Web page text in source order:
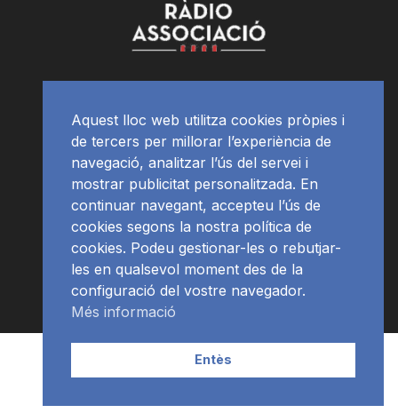
APP Programació
Aquest lloc web utilitza cookies pròpies i
de tercers per millorar l’experiència de
navegació, analitzar l’ús del servei i
mostrar publicitat personalitzada. En
continuar navegant, accepteu l’ús de
cookies segons la nostra política de
cookies. Podeu gestionar-les o rebutjar-
les en qualsevol moment des de la
configuració del vostre navegador.
Més informació
Entès